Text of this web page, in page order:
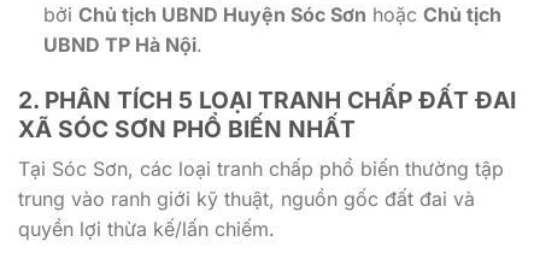
bởi Chủ tịch UBND Huyện Sóc Sơn hoặc Chủ tịch
UBND TP Hà Nội.
2. PHÂN TÍCH 5 LOẠI TRANH CHẤP ĐẤT ĐAI
XÃ SÓC SƠN PHỔ BIẾN NHẤT
Tại Sóc Sơn, các loại tranh chấp phổ biến thường tập
trung vào ranh giới kỹ thuật, nguồn gốc đất đai và
quyền lợi thừa kế/lấn chiếm.